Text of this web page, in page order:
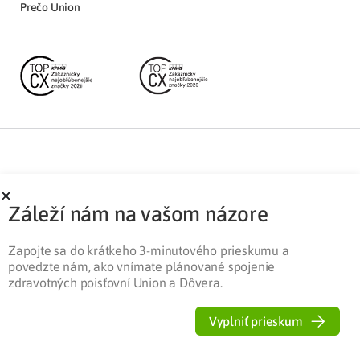
Prečo Union
Partnerská zóna Ochrana osobných údajov
Záleží nám na vašom názore
Zapojte sa do krátkeho 3-minutového prieskumu a
povedzte nám, ako vnímate plánované spojenie
zdravotných poisťovní Union a Dôvera.
Vyplniť prieskum